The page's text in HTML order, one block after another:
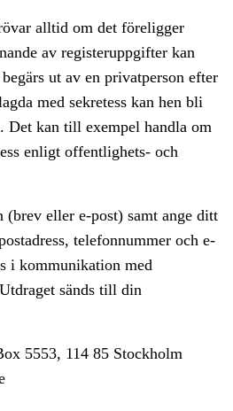
alltid om det föreligger
av registeruppgifter kan
ut av en privatperson efter
med sekretess kan hen bli
Det kan till exempel handla om
enligt offentlighets- och
eller e-post) samt ange ditt
telefonnummer och e-
i kommunikation med
sänds till din
5553, 114 85 Stockholm